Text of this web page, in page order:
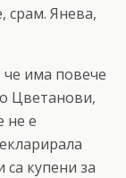
срам. Янева,
че има повече
Цветанови,
не е
купени за